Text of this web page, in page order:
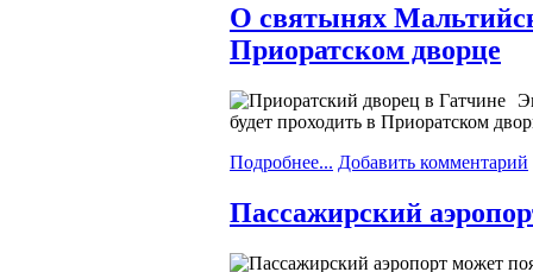
О святынях
Приоратском дворце
будет проходить в Приоратском
Подробнее... Добавить комментарий
Пассажирский